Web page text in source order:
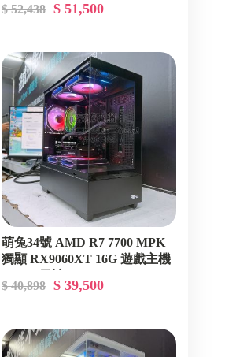
$ 52,438 $ 51,500
萌兔34號 AMD R7 7700 MPK
獨顯 RX9060XT 16G 遊戲主機
$ 40,898 $ 39,500